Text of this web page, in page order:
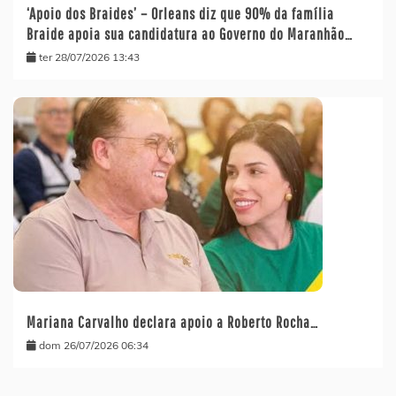
‘Apoio dos Braides’ – Orleans diz que 90% da família
Braide apoia sua candidatura ao Governo do Maranhão…
ter 28/07/2026 13:43
Mariana Carvalho declara apoio a Roberto Rocha…
dom 26/07/2026 06:34